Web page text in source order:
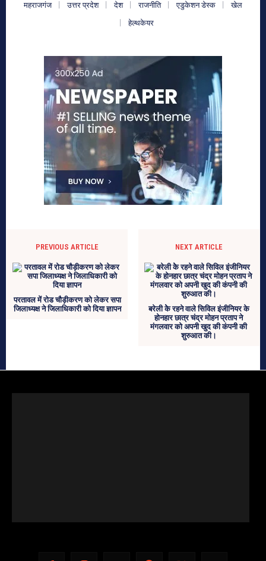
महराजगंज उत्तर प्रदेश देश राजनीति एडुकेशन डेस्क
खेल
हेल्थकेयर
PREVIOUS ARTICLE
परतावल में रोड चौड़ीकरण को लेकर सपा
जिलाध्यक्ष ने जिलाधिकारी को दिया ज्ञापन
NEXT ARTICLE
बरेली केे रहने वाले सिविल इंजीनियर के
होनहार छात्र चंद्र मोहन प्रताप ने
मंगलवार को अपनी खुद की कंपनी की
शुरुआत की।